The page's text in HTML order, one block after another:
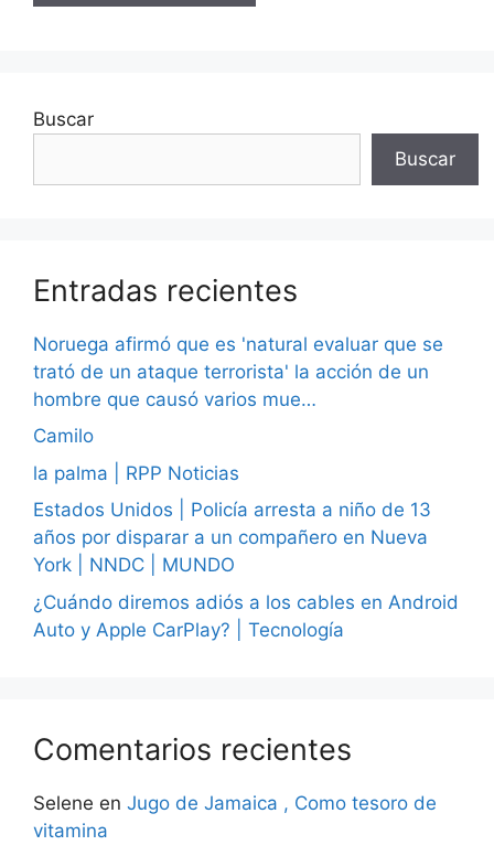
Buscar
Buscar
Entradas recientes
Noruega afirmó que es 'natural evaluar que se
trató de un ataque terrorista' la acción de un
hombre que causó varios mue…
Camilo
la palma | RPP Noticias
Estados Unidos | Policía arresta a niño de 13
años por disparar a un compañero en Nueva
York | NNDC | MUNDO
¿Cuándo diremos adiós a los cables en Android
Auto y Apple CarPlay? | Tecnología
Comentarios recientes
Selene en Jugo de Jamaica , Como tesoro de
vitamina